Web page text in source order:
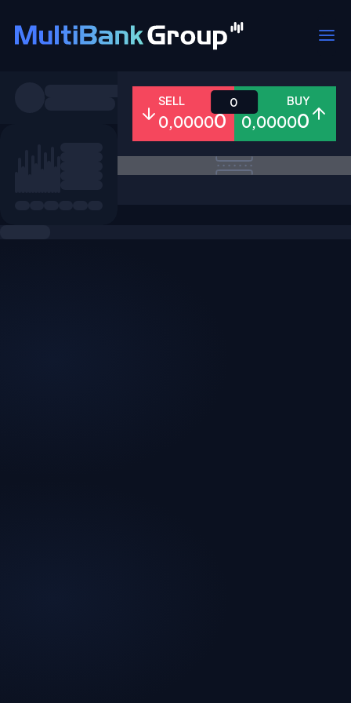
Todo Forex Metales
SELL
0,00000
BUY
0,00000
0